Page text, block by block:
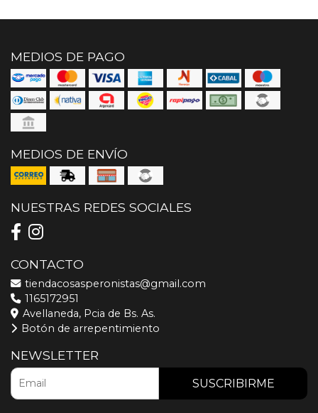
MEDIOS DE PAGO
MEDIOS DE ENVÍO
NUESTRAS REDES SOCIALES
CONTACTO
tiendacosasperonistas@gmail.com
1165172951
Avellaneda, Pcia de Bs. As.
Botón de arrepentimiento
NEWSLETTER
SUSCRIBIRME